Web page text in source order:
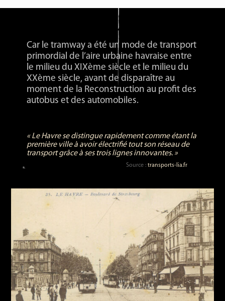
Car le tramway a été un mode de transport
primordial de l’aire urbaine havraise entre
le milieu du XIXème siècle et le milieu du
XXème siècle, avant de disparaître au
moment de la Reconstruction au profit des
autobus et des automobiles.
« Le Havre se distingue rapidement comme étant la
première ville à avoir électrifié tout son réseau de
transport grâce à ses trois lignes innovantes. »
Source :transports-lia.fr